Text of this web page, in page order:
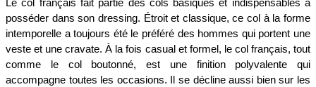
Le col français fait partie des cols basiques et indispensables à
posséder dans son dressing. Étroit et classique, ce col à la forme
intemporelle a toujours été le préféré des hommes qui portent une
veste et une cravate. À la fois casual et formel, le col français, tout
comme le col boutonné, est une finition polyvalente qui
accompagne toutes les occasions. Il se décline aussi bien sur les